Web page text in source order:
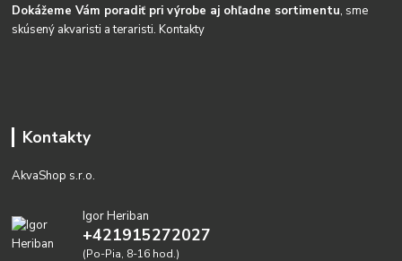
Dokážeme Vám poradiť pri výrobe aj ohľadne sortimentu, sme
skúsený akvaristi a teraristi.Kontakty
Kontakty
AkvaShop s.r.o.
Igor Heriban
+421915272027
(Po-Pia, 8-16 hod.)